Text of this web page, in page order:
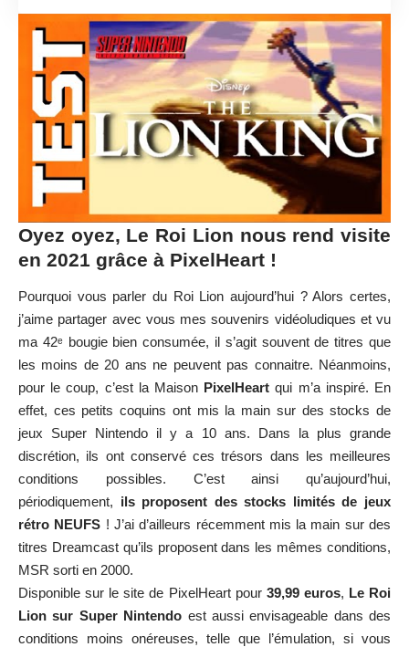
Oyez oyez, Le Roi Lion nous rend visite
en 2021 grâce à PixelHeart !
Pourquoi vous parler du Roi Lion aujourd’hui ? Alors certes,
j’aime partager avec vous mes souvenirs vidéoludiques et vu
ma 42ᵉ bougie bien consumée, il s’agit souvent de titres que
les moins de 20 ans ne peuvent pas connaitre. Néanmoins,
pour le coup, c’est la Maison PixelHeart qui m’a inspiré. En
effet, ces petits coquins ont mis la main sur des stocks de
jeux Super Nintendo il y a 10 ans. Dans la plus grande
discrétion, ils ont conservé ces trésors dans les meilleures
conditions possibles. C’est ainsi qu’aujourd’hui,
périodiquement, ils proposent des stocks limités de jeux
rétro NEUFS ! J’ai d’ailleurs récemment mis la main sur des
titres Dreamcast qu’ils proposent dans les mêmes conditions,
MSR sorti en 2000.
Disponible sur le site de PixelHeartpour 39,99 euros, Le Roi
Lion sur Super Nintendo est aussi envisageable dans des
conditions moins onéreuses, telle que l’émulation, si vous